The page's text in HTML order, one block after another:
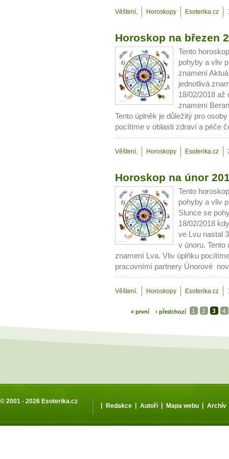
Věštení, Horoskopy Esoterika.cz
Horoskop na březen
Tento
pohyby a vliv
znamení
jednotlivá
18/02/2018 až
znamení
Tento úplněk je důležitý pro
pocítíme v oblasti zdraví a péče
Věštení, Horoskopy Esoterika.cz
Horoskop na únor
Tento
pohyby a vliv
Slunce se
18/02/2018
ve Lvu nastal
v únoru. Tento
znamení Lva. Vliv úplňku
pracovními partnery Únorové
Věštení, Horoskopy Esoterika.cz
« první ‹ předchozí 1 2 3 4
© 2001 - 2026 Esoterika.cz
| Redakce | Autoři | Mapa webu | Archív